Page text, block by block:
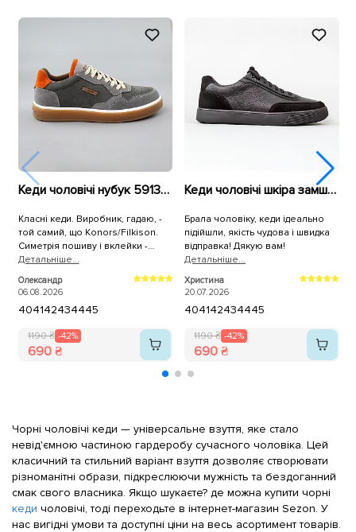
Кеди чоловічі нубук 591350 Сірі
Класні кеди. Виробник, гадаю, -
той самий, що Konors/Filkison.
Симетрія пошиву і вклейки -
ідеальна, 100% повномірні. Лише
устілки раджу одразу замінити на
анатомічні/пружні/меморі.
Детальнiше...
Олександр
06.08.2026
404142434445
1190 ₴ -42%
690 ₴
Кеди чоловічі шкіра замш 595600 Чорні
Брала чоловіку, кеди ідеально
підійшли, якість чудова і швидка
відправка! Дякую вам!
Детальнiше...
Христина
20.07.2026
404142434445
1190 ₴ -42%
690 ₴
Чорні чоловічі кеди — універсальне взуття, яке стало
невід'ємною частиною гардеробу сучасного чоловіка. Цей
класичний та стильний варіант взуття дозволяє створювати
різноманітні образи, підкреслюючи мужність та бездоганний
смак свого власника. Якщо шукаєте? де можна купити чорні
кеди чоловічі, тоді переходьте в інтернет-магазин Sezon. У
нас вигідні умови та доступні ціни на весь асортимент товарів.